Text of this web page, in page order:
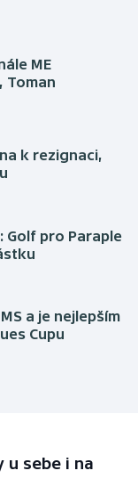
ME
Toman
k rezignaci,
Golf pro Paraple
a je nejlepším
Cupu
sebe i na